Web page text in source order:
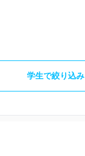
学生で絞り込み